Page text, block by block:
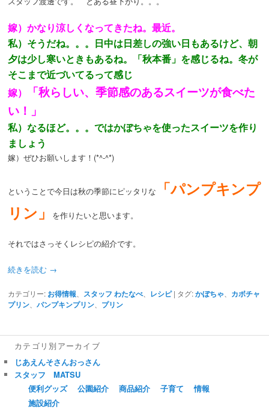
嫁）かなり涼しくなってきたね。最近。
私）そうだね。。。日中は日差しの強い日もあるけど、朝
夕は少し寒いときもあるね。「秋本番」を感じるね。冬が
そこまで近づいてるって感じ
嫁）
「秋らしい、季節感のあるスイーツが食べた
い！」
私）なるほど。。。ではかぼちゃを使ったスイーツを作り
ましょう
嫁）ぜひお願いします！(*^-^*)
ということで今日は秋の季節にピッタリな
「パンプキンプ
リン」
を作りたいと思います。
それではさっそくレシピの紹介です。
続きを読む →
カテゴリー: お得情報 スタッフ わたなべ、 レシピ | タグ: かぼちゃ
カボチャ
プリン 、パンプキンプリン プリン
カテゴリ別アーカイブ
じあえんそさんおっさん
スタッフ MATSU
便利グッズ
公園紹介 商品紹介 子育て
情報
施設紹介